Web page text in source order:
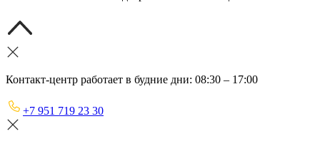
Контакт-центр работает в будние дни: 08:30 – 17:00
+7 951 719 23 30